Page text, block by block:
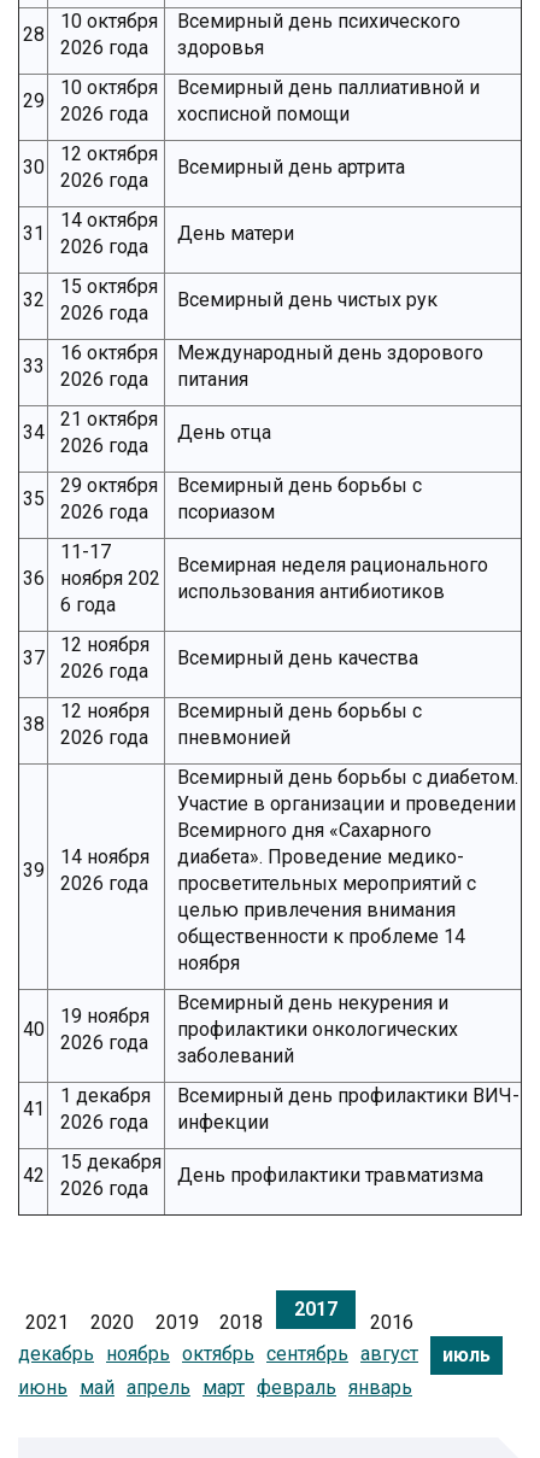
28
10 октября
2026 года
Всемирный день психического
здоровья
29
10 октября
2026 года
Всемирный день паллиативной и
хосписной помощи
30
12 октября
2026 года
Всемирный день артрита
31
14 октября
2026 года
День матери
32
15 октября
2026 года
Всемирный день чистых рук
33
16 октября
2026 года
Международный день здорового
питания
34
21 октября
2026 года
День отца
35
29 октября
2026 года
Всемирный день борьбы с
псориазом
36
11-17
ноября 202
6 года
Всемирная неделя рационального
использования антибиотиков
37
12 ноября
2026 года
Всемирный день качества
38
12 ноября
2026 года
Всемирный день борьбы с
пневмонией
39
14 ноября
2026 года
Всемирный день борьбы с диабетом.
Участие в организации и проведении
Всемирного дня «Сахарного
диабета». Проведение медико-
просветительных мероприятий с
целью привлечения внимания
общественности к проблеме 14
ноября
40
19 ноября
2026 года
Всемирный день некурения и
профилактики онкологических
заболеваний
41
1 декабря
2026 года
Всемирный день профилактики ВИЧ-
инфекции
42
15 декабря
2026 года
День профилактики травматизма
2021 2020 2019 2018
2017
2016
декабрь
ноябрь октябрь сентябрь август
июль
июнь
май апрель март февраль январь